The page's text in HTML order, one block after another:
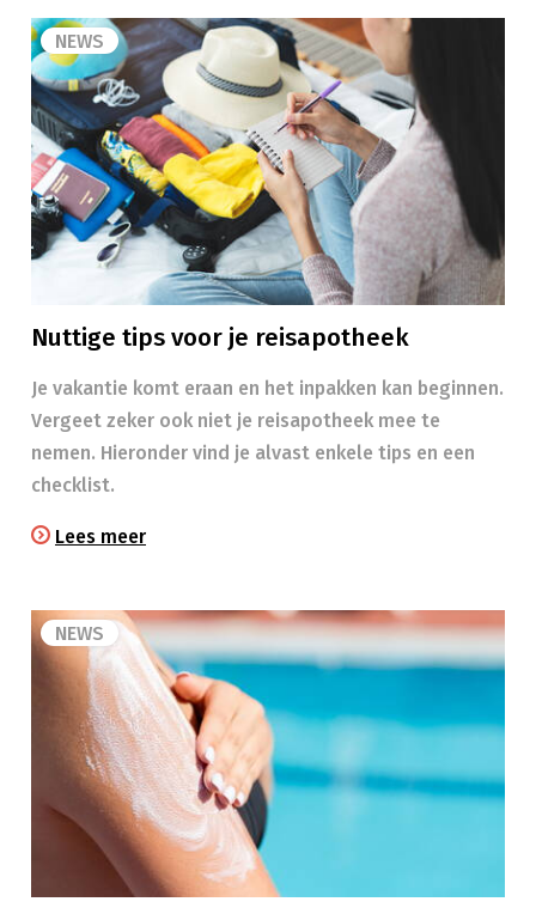
NEWS
Nuttige tips voor je reisapotheek
Je vakantie komt eraan en het inpakken kan beginnen.
Vergeet zeker ook niet je reisapotheek mee te
nemen. Hieronder vind je alvast enkele tips en een
checklist.
Lees meer
NEWS